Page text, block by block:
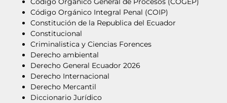
Código Orgánico Integral Penal (COIP)
Constitución de la Republica del Ecuador
Constitucional
Criminalistica y Ciencias Forences
Derecho ambiental
Derecho General Ecuador 2026
Derecho Internacional
Derecho Mercantil
Diccionario Jurídico